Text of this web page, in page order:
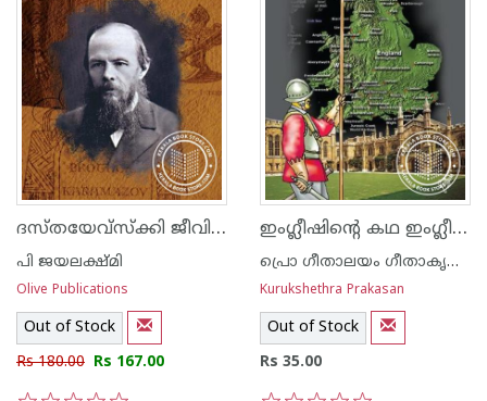
ദസ്തയേവ്സ്ക്കി ജീവിതം ദര്‍ശനം കത്തുകള്‍
പി ജയലക്ഷ്മി
Olive Publications
Out of Stock
Rs 180.00 Rs 167.00
ഇംഗ്ലീഷിന്റെ കഥ ഇംഗ്ലീഷുകാരുടെയും
പ്രൊ ഗീതാലയം ഗീതാകൃഷ്ണ‌ന്‍
Kurukshethra Prakasan
Out of Stock
Rs 35.00